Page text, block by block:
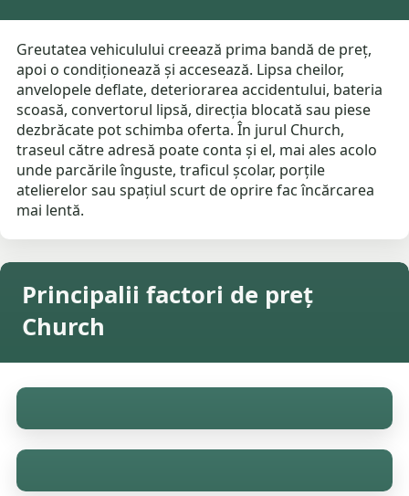
Greutatea vehiculului creează prima bandă de preț,
apoi o condiționează și accesează. Lipsa cheilor,
anvelopele deflate, deteriorarea accidentului, bateria
scoasă, convertorul lipsă, direcția blocată sau piese
dezbrăcate pot schimba oferta. În jurul Church,
traseul către adresă poate conta și el, mai ales acolo
unde parcările înguste, traficul școlar, porțile
atelierelor sau spațiul scurt de oprire fac încărcarea
mai lentă.
Principalii factori de preț
Church